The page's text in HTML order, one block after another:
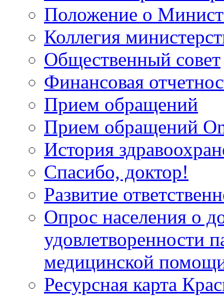
Положение о
Коллегия
Общественный совет
Финансовая
Прием обращений
Прием обращений
История
Спасибо, доктор!
Развитие
Опрос населения о
удовлетворенности
медицинской
Ресурсная карта